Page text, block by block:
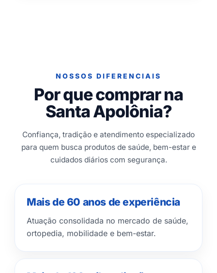
NOSSOS DIFERENCIAIS
Por que comprar na
Santa Apolônia?
Confiança, tradição e atendimento especializado
para quem busca produtos de saúde, bem-estar e
cuidados diários com segurança.
Mais de 60 anos de experiência
Atuação consolidada no mercado de saúde,
ortopedia, mobilidade e bem-estar.